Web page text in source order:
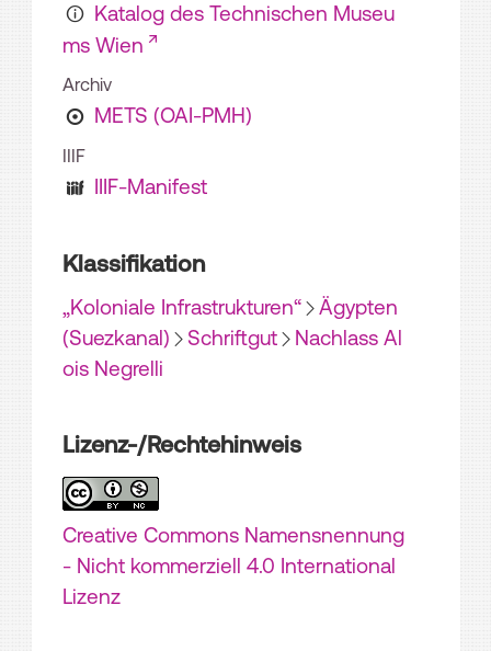
Katalog des Technischen Museu
ms Wien
Archiv
METS (OAI-PMH)
IIIF
IIIF-Manifest
Klassifikation
„Koloniale Infrastrukturen“
Ägypten
(Suezkanal)
Schriftgut
Nachlass Al
ois Negrelli
Lizenz-/Rechtehinweis
Creative Commons Namensnennung
- Nicht kommerziell 4.0 International
Lizenz